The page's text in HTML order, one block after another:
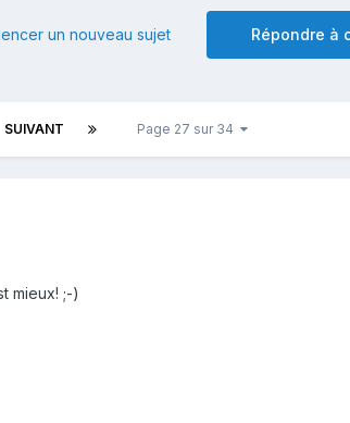
Répondre à
un nouveau sujet
SUIVANT Page 27 sur 34
mieux! ;-)